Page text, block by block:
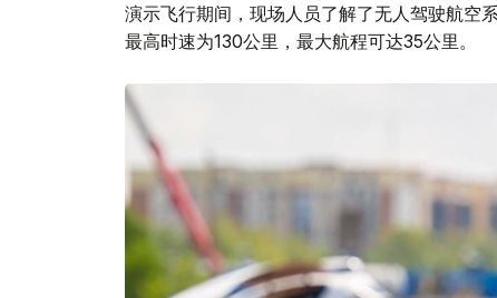
演示飞行期间，现场人员了解了无人驾驶航空
最高时速为130公里，最大航程可达35公里。